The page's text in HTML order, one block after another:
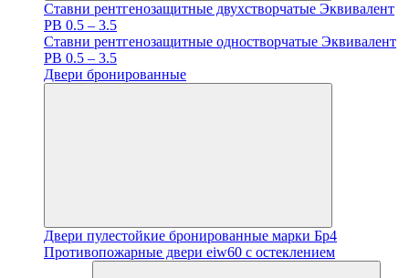
Ставни рентгенозащитные двухстворчатые Эквивалент
PB 0.5 – 3.5
Ставни рентгенозащитные одностворчатые Эквивалент
PB 0.5 – 3.5
Двери бронированные
Двери пулестойкие бронированные марки Бр4
Противопожарные двери eiw60 с остеклением